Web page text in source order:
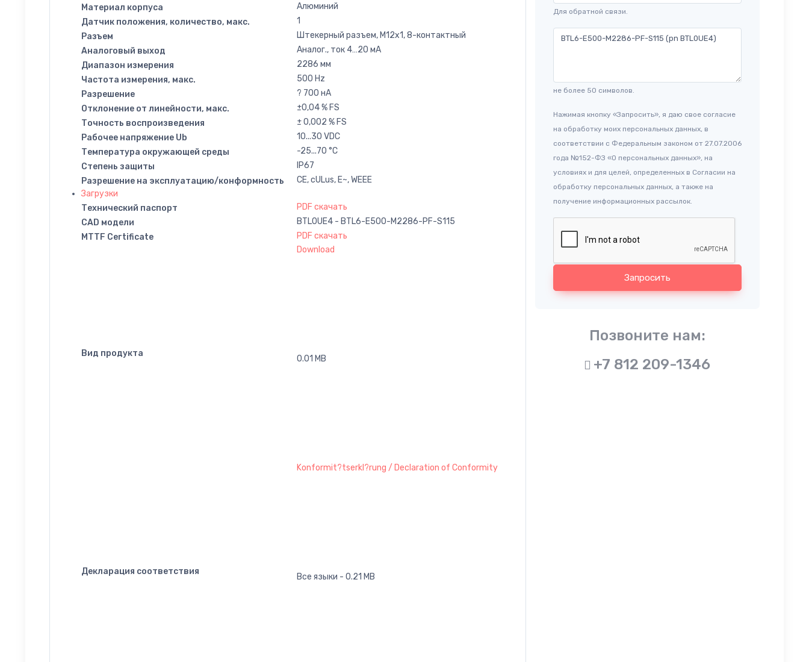
Материал корпуса
Алюминий
Датчик положения, количество, макс.
1
Разъем
Штекерный разъем, M12x1, 8-контактный
Аналоговый выход
Аналог., ток 4…20 мA
Диапазон измерения
2286 мм
Частота измерения, макс.
500 Hz
Разрешение
? 700 нA
Отклонение от линейности, макс.
±0,04 % FS
Точность воспроизведения
± 0,002 % FS
Рабочее напряжение Ub
10...30 VDC
Температура окружающей среды
-25...70 °C
Степень защиты
IP67
Разрешение на эксплуатацию/конформность
CE, cULus, E~, WEEE
Загрузки
Технический паспорт
PDF скачать
CAD модели
BTL0UE4 - BTL6-E500-M2286-PF-S115
MTTF Certificate
PDF скачать
Вид продукта
Download
0.01 MB
Декларация соответствия
Konformit?tserkl?rung / Declaration of Conformity
Все языки - 0.21 MB
Для обратной связи.
не более 50 символов.
Нажимая кнопку «Запросить», я даю свое согласие
на обработку моих персональных данных, в
соответствии с Федеральным законом от 27.07.2006
года №152-ФЗ «О персональных данных», на
условиях и для целей, определенных в Согласии на
обработку персональных данных, а также на
получение информационных рассылок.
Запросить
Позвоните нам:
+7 812 209-1346